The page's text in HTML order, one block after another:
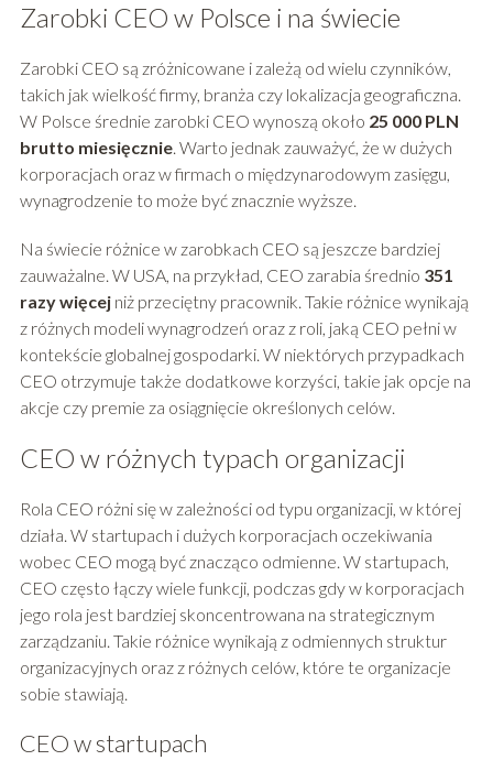
Zarobki CEO w Polsce i na świecie
Zarobki CEO są zróżnicowane i zależą od wielu czynników,
takich jak wielkość firmy, branża czy lokalizacja geograficzna.
W Polsce średnie zarobki CEO wynoszą około 25 000 PLN
brutto miesięcznie. Warto jednak zauważyć, że w dużych
korporacjach oraz w firmach o międzynarodowym zasięgu,
wynagrodzenie to może być znacznie wyższe.
Na świecie różnice w zarobkach CEO są jeszcze bardziej
zauważalne. W USA, na przykład, CEO zarabia średnio 351
razy więcejniż przeciętny pracownik. Takie różnice wynikają
z różnych modeli wynagrodzeń oraz z roli, jaką CEO pełni w
kontekście globalnej gospodarki. W niektórych przypadkach
CEO otrzymuje także dodatkowe korzyści, takie jak opcje na
akcje czy premie za osiągnięcie określonych celów.
CEO w różnych typach organizacji
Rola CEO różni się w zależności od typu organizacji, w której
działa. W startupach i dużych korporacjach oczekiwania
wobec CEO mogą być znacząco odmienne. W startupach,
CEO często łączy wiele funkcji, podczas gdy w korporacjach
jego rola jest bardziej skoncentrowana na strategicznym
zarządzaniu. Takie różnice wynikają z odmiennych struktur
organizacyjnych oraz z różnych celów, które te organizacje
sobie stawiają.
CEO w startupach